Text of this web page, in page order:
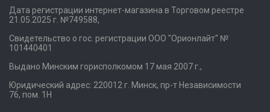
Дата регистрации интернет-магазина в Торговом реестре
21.05.2025 г. №749588,
Свидетельство о гос. регистрации ООО "Орионлайт" №
101440401
Выдано Минским горисполкомом 17 мая 2007 г.,
Юридический адрес: 220012 г. Минск, пр-т Независимости
76, пом. 1Н